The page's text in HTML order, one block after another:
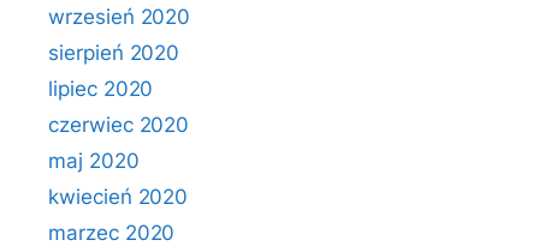
wrzesień 2020
sierpień 2020
lipiec 2020
czerwiec 2020
maj 2020
kwiecień 2020
marzec 2020